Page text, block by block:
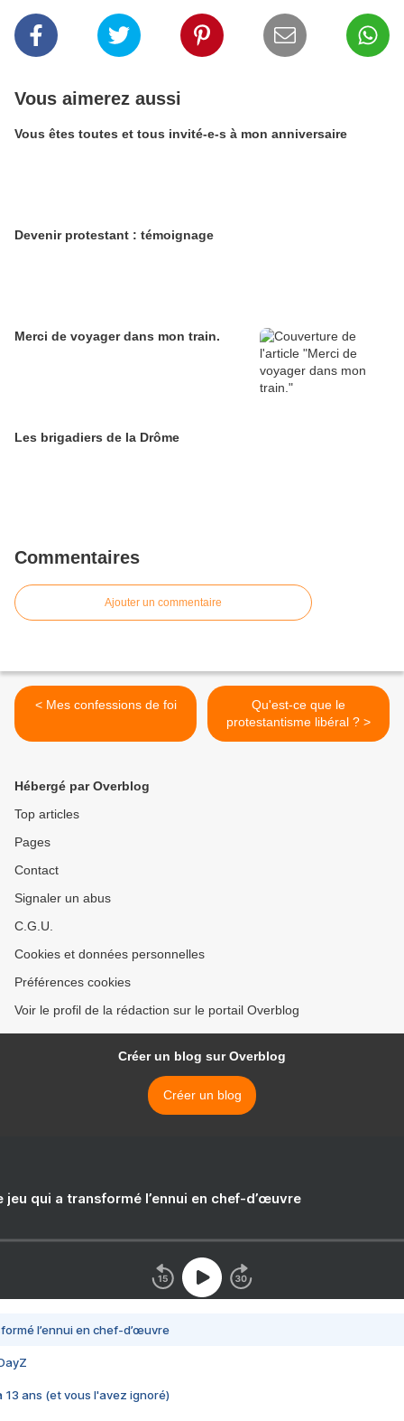
Vous aimerez aussi
Vous êtes toutes et tous invité-e-s à mon anniversaire
Devenir protestant : témoignage
Merci de voyager dans mon train.
Les brigadiers de la Drôme
Commentaires
Ajouter un commentaire
< Mes confessions de foi
Qu'est-ce que le
protestantisme libéral ? >
Hébergé par Overblog
Top articles
Pages
Contact
Signaler un abus
C.G.U.
Cookies et données personnelles
Préférences cookies
Voir le profil de la rédaction sur le portail Overblog
Créer un blog sur Overblog
Créer un blog
jeu qui a transformé l’ennui en chef-d’œuvre
l’ennui en chef-d’œuvre
13 ans (et vous l'avez ignoré)